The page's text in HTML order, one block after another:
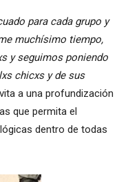
para cada grupo y
muchísimo tiempo,
y seguimos poniendo
chicxs y de sus
a una profundización
que permita el
dentro de todas